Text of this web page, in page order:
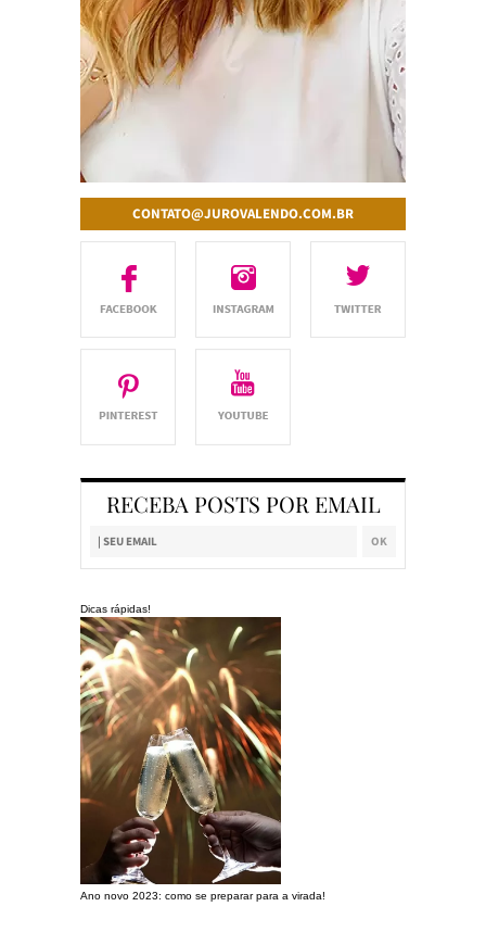
CONTATO@JUROVALENDO.COM.BR
RECEBA POSTS POR EMAIL
Dicas rápidas!
Ano novo 2023: como se preparar para a virada!